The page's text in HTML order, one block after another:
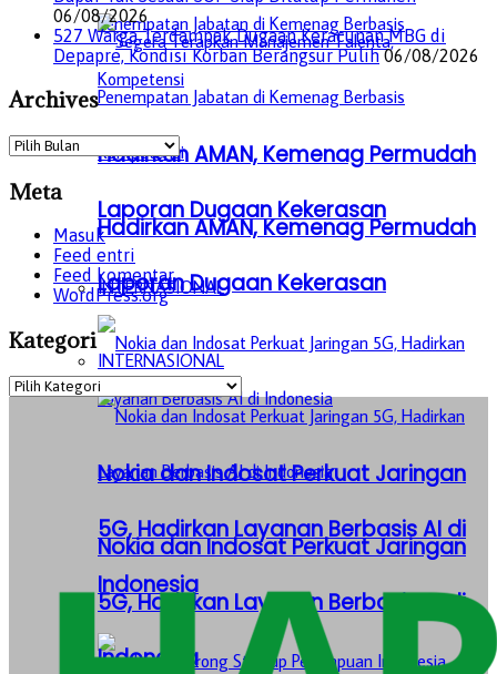
Hadirkan AMAN, Kemenag Permudah
Laporan Dugaan Kekerasan
INTERNASIONAL
Nokia dan Indosat Perkuat Jaringan
5G, Hadirkan Layanan Berbasis AI di
Indonesia
Hadirkan AMAN, Kemenag Permudah
Laporan Dugaan Kekerasan
INTERNASIONAL
Nokia dan Indosat Perkuat Jaringan
5G, Hadirkan Layanan Berbasis AI di
Indonesia
06/08/2026
527 Warga Terdampak Dugaan Keracunan MBG di
Depapre, Kondisi Korban Berangsur Pulih 06/08/2026
Archives
Archives
Meta
Masuk
Feed entri
Feed komentar
WordPress.org
Kategori
Kategori